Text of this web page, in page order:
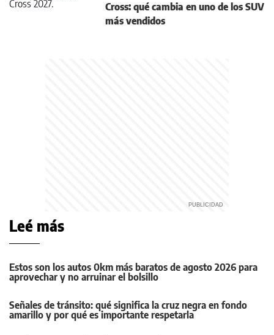
Cross: qué cambia en uno de los SUV
más vendidos
Leé más
Estos son los autos 0km más baratos de agosto 2026 para
aprovechar y no arruinar el bolsillo
Señales de tránsito: qué significa la cruz negra en fondo
amarillo y por qué es importante respetarla